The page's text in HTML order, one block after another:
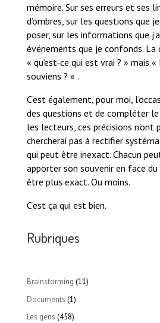
mémoire. Sur ses erreurs et ses
d’ombres, sur les questions que
poser, sur les informations que
événements que je confonds. La
« qu’est-ce qui est vrai ? » mais
souviens ? « .
C’est également, pour moi,
des questions et de compléter
les lecteurs, ces précisions n’ont
chercherai pas à rectifier
qui peut être inexact. Chacun
apporter son souvenir en face du
être plus exact. Ou moins.
C’est ça qui est bien.
Rubriques
Brainstorming (11)
Documents (1)
Les gens (458)